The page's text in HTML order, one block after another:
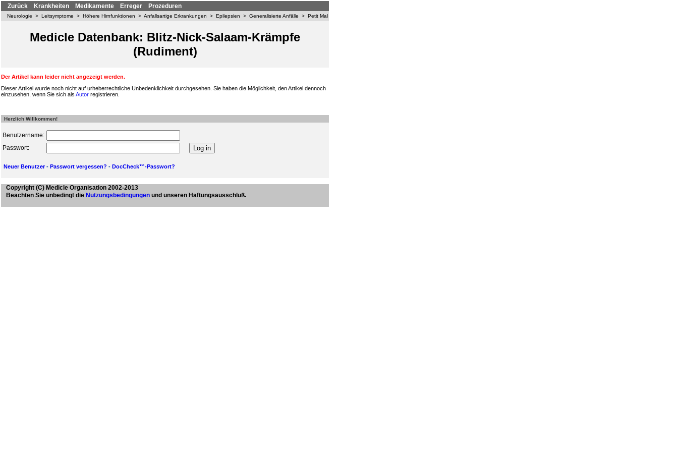
Zurück Krankheiten Medikamente Erreger Prozeduren
Neurologie > Leitsymptome > Höhere Hirnfunktionen > Anfallsartige Erkrankungen > Epilepsien > Generalisierte Anfälle > Petit Mal
Medicle Datenbank: Blitz-Nick-Salaam-Krämpfe
(Rudiment)
Der Artikel kann leider nicht angezeigt werden.
Dieser Artikel wurde noch nicht auf urheberrechtliche Unbedenklichkeit durchgesehen. Sie haben die Möglichkeit, den Artikel dennoch
einzusehen, wenn Sie sich als Autor registrieren.
Herzlich Willkommen!
Benutzername:
Passwort:
Neuer Benutzer- Passwort vergessen? - DocCheck™-Passwort?
Copyright (C) Medicle Organisation 2002-2013
Beachten Sie unbedingt die Nutzungsbedingungen und unseren Haftungsausschluß.